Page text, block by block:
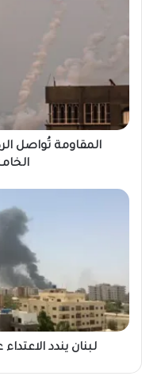
المقاومة تُواصل
لبنان يندد